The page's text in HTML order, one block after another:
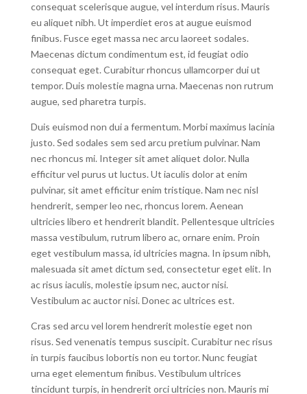
consequat scelerisque augue, vel interdum risus. Mauris
eu aliquet nibh. Ut imperdiet eros at augue euismod
finibus. Fusce eget massa nec arcu laoreet sodales.
Maecenas dictum condimentum est, id feugiat odio
consequat eget. Curabitur rhoncus ullamcorper dui ut
tempor. Duis molestie magna urna. Maecenas non rutrum
augue, sed pharetra turpis.
Duis euismod non dui a fermentum. Morbi maximus lacinia
justo. Sed sodales sem sed arcu pretium pulvinar. Nam
nec rhoncus mi. Integer sit amet aliquet dolor. Nulla
efficitur vel purus ut luctus. Ut iaculis dolor at enim
pulvinar, sit amet efficitur enim tristique. Nam nec nisl
hendrerit, semper leo nec, rhoncus lorem. Aenean
ultricies libero et hendrerit blandit. Pellentesque ultricies
massa vestibulum, rutrum libero ac, ornare enim. Proin
eget vestibulum massa, id ultricies magna. In ipsum nibh,
malesuada sit amet dictum sed, consectetur eget elit. In
ac risus iaculis, molestie ipsum nec, auctor nisi.
Vestibulum ac auctor nisi. Donec ac ultrices est.
Cras sed arcu vel lorem hendrerit molestie eget non
risus. Sed venenatis tempus suscipit. Curabitur nec risus
in turpis faucibus lobortis non eu tortor. Nunc feugiat
urna eget elementum finibus. Vestibulum ultrices
tincidunt turpis, in hendrerit orci ultricies non. Mauris mi